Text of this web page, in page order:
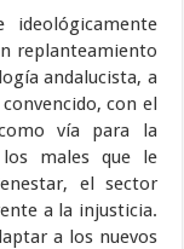
ideológicamente
replanteamiento
andalucista, a
con el
vía para la
males que le
el sector
a la injusticia.
a los nuevos